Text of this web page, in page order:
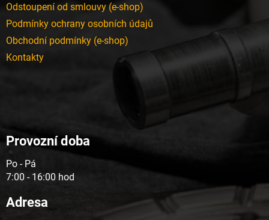
Odstoupení od smlouvy (e-shop)
Podmínky ochrany osobních údajů
Obchodní podmínky (e-shop)
Kontakty
Provozní doba
Po - Pá
7:00 - 16:00 hod
Adresa